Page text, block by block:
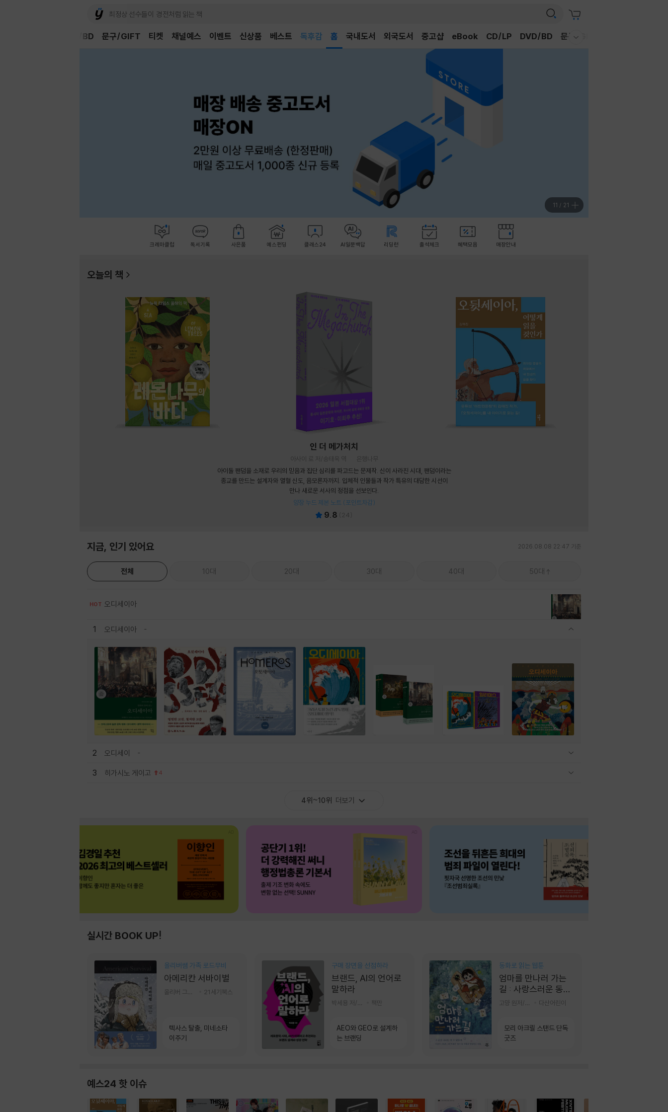
채널예스 이벤트 신상품 베스트
어린이
홈 국내도서 외국도서 중고샵 eBook CD/LP DVD/BD 문구/GIFT
DVD/BD 문구/GIFT 티켓
11 / 21
크레마클럽 독서기록 사은품 예스펀딩 클래스24 AI일문백답 리딩런 출석체크 혜택모음 매장안내
오늘의 책
인 더 메가처치
아사이 료 저/송태욱 역
은행나무
아이돌 팬덤을 소재로 우리의 믿음과 집단 심리를 파고드는 문제작. 신이 사라진 시대, 팬덤이라는
종교를 만드는 설계자와 열혈 신도, 음모론자까지. 입체적 인물들과 작가 특유의 대담한 시선이
만나 새로운 서사의 정점을 선보인다.
양장 누드 제본 노트 (포인트차감)
9.8 24
지금, 인기 있어요 2026.08.08 22:47 기준
전체 10대 20대 30대 40대 50대
HOT 오디세이아
1 오디세이아
2 오디세이
3 히가시노 게이고 4
4위~10위 더보기
실시간 BOOK UP!
올리버쌤 가족 로드무비
아메리칸 서바이벌
21세기북스
텍사스 탈출, 미네소타
이주기
구매 장면을 선점하라
브랜드, AI의 언어로
말하라
책만
AEO와 GEO로 설계하
는 브랜딩
동화로 읽는 웹툰
엄마를 만나러 가는
길 : 사랑스러운 동그
라미
다산어린이
모리 아크릴 스탠드 단독
굿즈
예스24 핫 이슈